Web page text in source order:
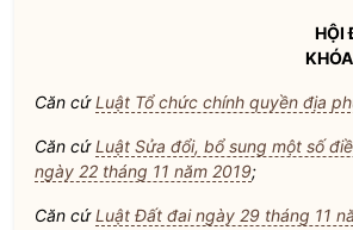
HỘI
Căn cứLuật Tổ chức chính quyền địa
Căn cứLuật Sửa đổi, bổ sung một số
ngày 22 tháng 11 năm 2019;
Căn cứLuật Đất đai ngày 29 tháng 11